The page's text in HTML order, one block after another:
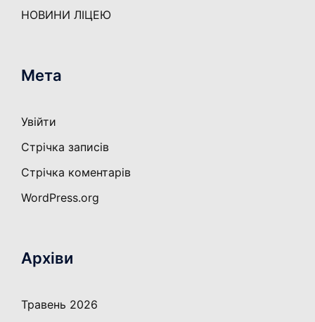
НОВИНИ ЛІЦЕЮ
Мета
Увійти
Стрічка записів
Стрічка коментарів
WordPress.org
Архіви
Травень 2026